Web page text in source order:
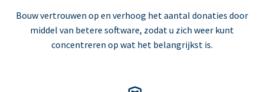
Bouw vertrouwen op en verhoog het aantal donaties door
middel van betere software, zodat u zich weer kunt
concentreren op wat het belangrijkst is.